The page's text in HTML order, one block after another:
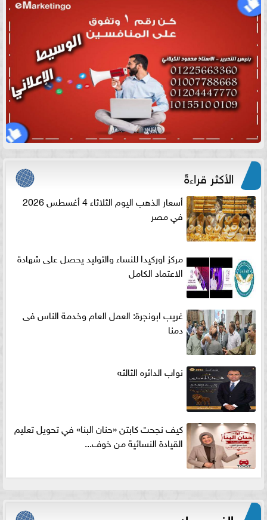
الأكثر قراءةً
أسعار الذهب اليوم الثلاثاء 4 أغسطس 2026
في مصر
مركز اوركيدا للنساء والتوليد يحصل على شهادة
الاعتماد الكامل
غريب ابونجرة: العمل العام وخدمة الناس فى
دمنا
نواب الدائره الثالثه
كيف نجحت كابتن «حنان البنا» في تحويل تعليم
القيادة النسائية من خوف...